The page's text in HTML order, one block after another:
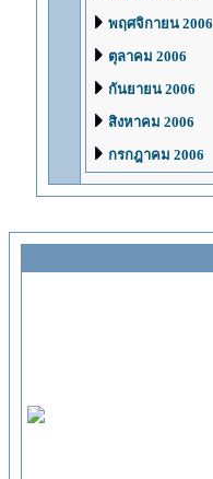
พฤศจิกายน 2006
ตุลาคม 2006
กันยายน 2006
สิงหาคม 2006
กรกฎาคม 2006